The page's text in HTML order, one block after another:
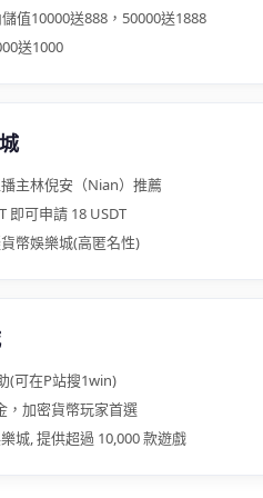
值10000送888，50000送1888
送1000
主林倪安（Nian）推薦
即可申請 18 USDT
幣娛樂城(高匿名性)
(可在P站搜1win)
，加密貨幣玩家首選
城, 提供超過 10,000 款遊戲